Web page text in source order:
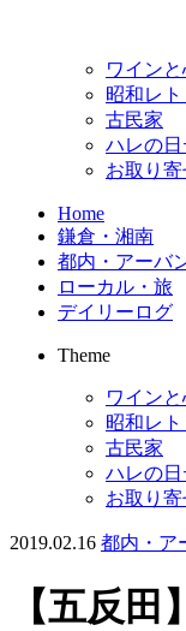
ワイン
昭和レト
古民家
ハレの
お取り
Home
鎌倉・湘南
都内・アーバ
ローカル・旅
デイリーログ
Theme
ワイン
昭和レト
古民家
ハレの
お取り
2019.02.16 都内・ア
【五反